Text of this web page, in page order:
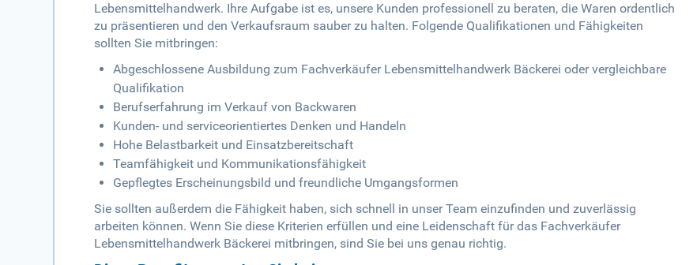
Lebensmittelhandwerk. Ihre Aufgabe ist es, unsere Kunden professionell zu beraten, die Waren ordentlich
zu präsentieren und den Verkaufsraum sauber zu halten. Folgende Qualifikationen und Fähigkeiten
sollten Sie mitbringen:
Abgeschlossene Ausbildung zum Fachverkäufer Lebensmittelhandwerk Bäckerei oder vergleichbare
Qualifikation
Berufserfahrung im Verkauf von Backwaren
Kunden- und serviceorientiertes Denken und Handeln
Hohe Belastbarkeit und Einsatzbereitschaft
Teamfähigkeit und Kommunikationsfähigkeit
Gepflegtes Erscheinungsbild und freundliche Umgangsformen
Sie sollten außerdem die Fähigkeit haben, sich schnell in unser Team einzufinden und zuverlässig
arbeiten können. Wenn Sie diese Kriterien erfüllen und eine Leidenschaft für das Fachverkäufer
Lebensmittelhandwerk Bäckerei mitbringen, sind Sie bei uns genau richtig.